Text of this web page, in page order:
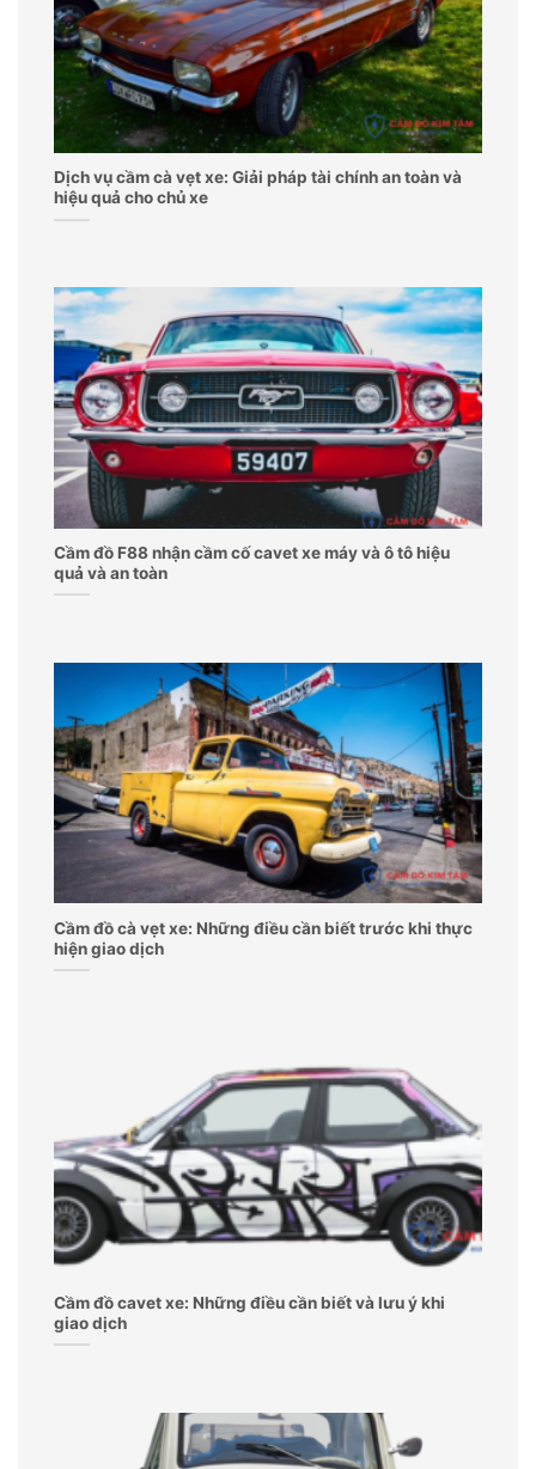
Dịch vụ cầm cà vẹt xe: Giải pháp tài chính an toàn và
hiệu quả cho chủ xe
Cầm đồ F88 nhận cầm cố cavet xe máy và ô tô hiệu
quả và an toàn
Cầm đồ cà vẹt xe: Những điều cần biết trước khi thực
hiện giao dịch
Cầm đồ cavet xe: Những điều cần biết và lưu ý khi
giao dịch